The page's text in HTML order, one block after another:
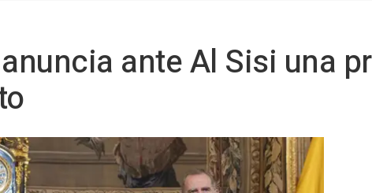
anuncia ante Al Sisi una